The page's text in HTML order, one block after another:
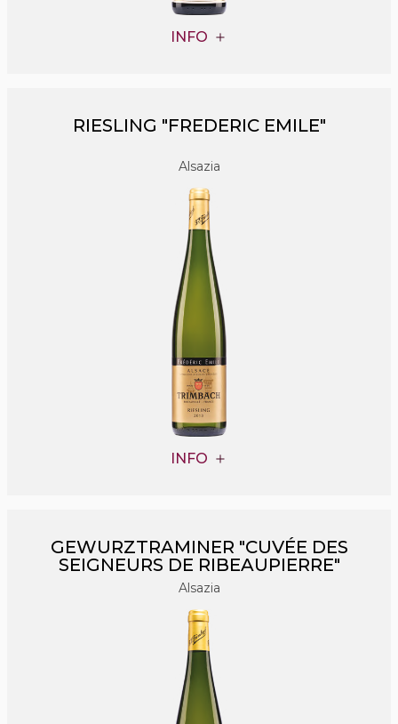
INFO
RIESLING "FREDERIC EMILE"
Alsazia
INFO
GEWURZTRAMINER "CUVÉE DES
SEIGNEURS DE RIBEAUPIERRE"
Alsazia